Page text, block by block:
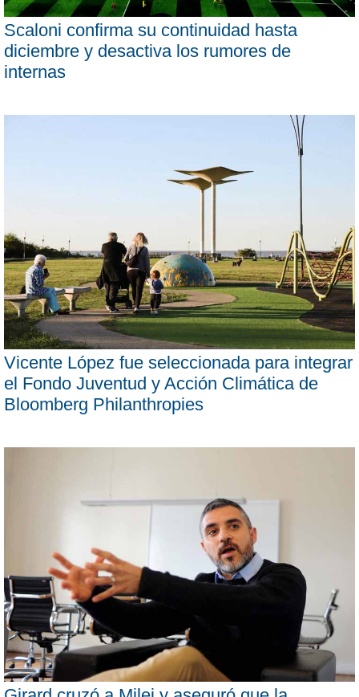
Scaloni confirma su continuidad hasta
diciembre y desactiva los rumores de
internas
Vicente López fue seleccionada para integrar
el Fondo Juventud y Acción Climática de
Bloomberg Philanthropies